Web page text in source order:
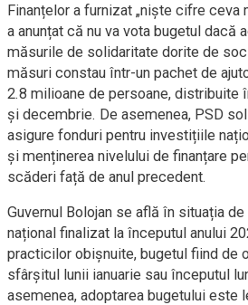
Finanțelor a furnizat „niște cifre ceva
a anunțat că nu va vota bugetul dacă
măsurile de solidaritate dorite de
măsuri constau într-un pachet de
2.8 milioane de persoane, distribuite
și decembrie. De asemenea, PSD
asigure fonduri pentru investițiile
și menținerea nivelului de finanțare
scăderi față de anul precedent.
Guvernul Bolojan se află în situația de
național finalizat la începutul anului
practicilor obișnuite, bugetul fiind de
sfârșitul lunii ianuarie sau începutul
asemenea, adoptarea bugetului este